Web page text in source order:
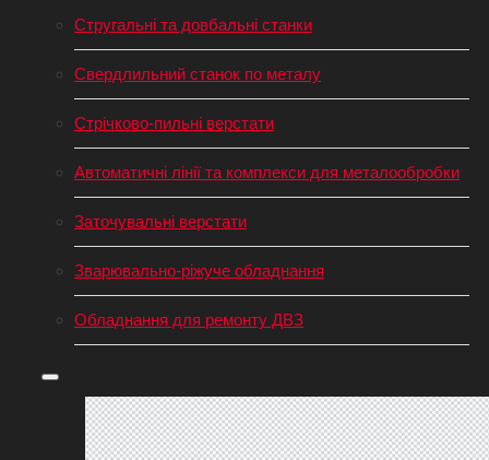
Стругальні та довбальні станки
Свердлильний станок по металу
Стрічково-пильні верстати
Автоматичні лінії та комплекси для металообробки
Заточувальні верстати
Зварювально-ріжуче обладнання
Обладнання для ремонту ДВЗ